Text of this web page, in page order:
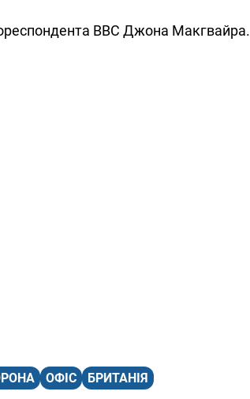
ВВС Джона Макгвайра.
ОФІС БРИТАНІЯ